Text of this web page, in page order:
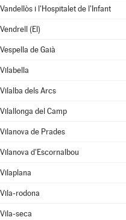
Vandellòs i l'Hospitalet de l'Infant
Vendrell (El)
Vespella de Gaià
Vilabella
Vilalba dels Arcs
Vilallonga del Camp
Vilanova de Prades
Vilanova d'Escornalbou
Vilaplana
Vila-rodona
Vila-seca